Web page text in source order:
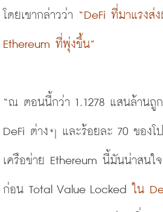
โดยเขากล่าวว่า “DeFi ที่มาแรงส่
Ethereum ที่พุ่งขึ้น”
“ณ ตอนนี้กว่า 1.1278 แสนล้านถูก
DeFi ต่างๆ และร้อยละ 70 ของโ
เครือข่าย Ethereum นี้มันน่าสนใจ
ก่อน Total Value Locked ใน